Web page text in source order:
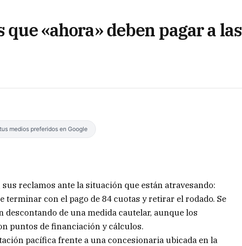
«ahora» deben pagar a las
medios preferidos en Google
reclamos ante la situación que están atravesando:
terminar con el pago de 84 cuotas y retirar el rodado. Se
de una medida cautelar, aunque los
puntos de financiación y cálculos.
pacífica frente a una concesionaria ubicada en la